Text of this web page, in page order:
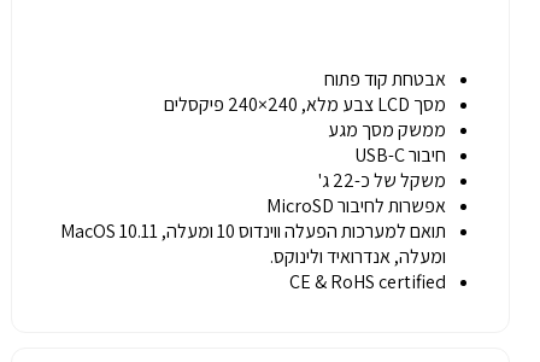
אבטחת קוד פתוח
מסך LCD צבע מלא, 240×240 פיקסלים
ממשק מסך מגע
חיבור USB-C
משקל של כ-22 ג'
אפשרות לחיבור MicroSD
תואם למערכות הפעלה ווינדוס 10 ומעלה, MacOS 10.11
ומעלה, אנדרואיד ולינוקס.
CE & RoHS certified